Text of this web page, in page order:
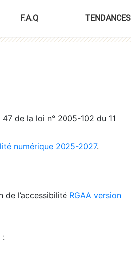
F.A.Q TENDANCES
de la loi n° 2005-102 du 11
numérique 2025-2027.
de l’accessibilité RGAA version
: